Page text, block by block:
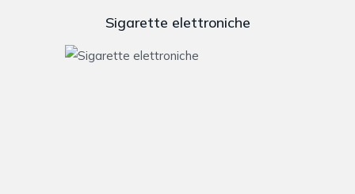
Sigarette elettroniche